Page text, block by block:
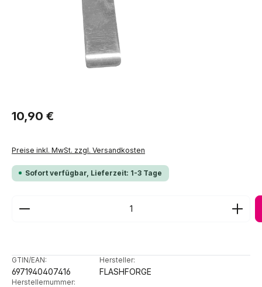
Regulärer Preis:
10,90 €
Preise inkl. MwSt. zzgl. Versandkosten
Sofort verfügbar, Lieferzeit: 1-3 Tage
Produkt Anzahl: Gib den gewünschten Wert ein
GTIN/EAN:
6971940407416
Hersteller:
FLASHFORGE
Herstellernummer: